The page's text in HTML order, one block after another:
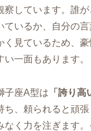
察しています。誰
ているか、自分の
見ているため、豪
一面もあります。
子座A型は 「誇り高
ち、頼られると頑
なく力を注ぎます